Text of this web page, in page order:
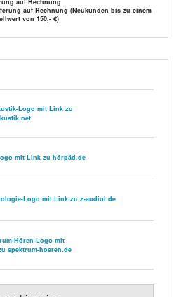
auf Rechnung (Neukunden bis zu einem
von 150,- €)